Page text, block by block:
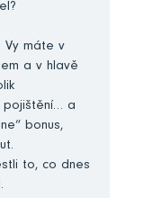
Vy máte v
a v hlavě
pojištění… a
bonus,
to, co dnes